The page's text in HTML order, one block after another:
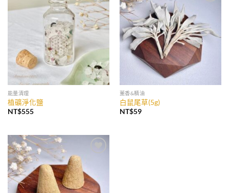
加入
收藏
能量清理
植礦淨化鹽
NT$555
薰香&精油
白鼠尾草(5g)
NT$59